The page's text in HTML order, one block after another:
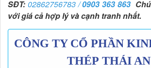
SĐT: 02862756783 /0903 363 863
với giá cả hợp lý và cạnh tranh nhất.
CÔNG TY CỔ PHẦN
THÉP THÁI AN